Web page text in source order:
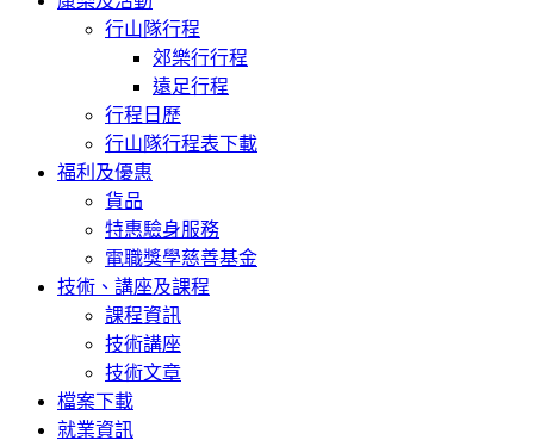
行山隊行程
郊樂行行程
遠足行程
行程日歷
行山隊行程表下載
福利及優惠
貨品
特惠驗身服務
電職獎學慈善基金
技術、講座及課程
課程資訊
技術講座
技術文章
檔案下載
就業資訊